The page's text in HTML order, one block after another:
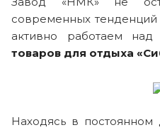
современных
активно работаем над
товаров для отдыха
Находясь в